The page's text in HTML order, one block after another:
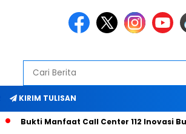
KIRIM TULISAN
Bukti Manfaat Call Center 112 Inovasi